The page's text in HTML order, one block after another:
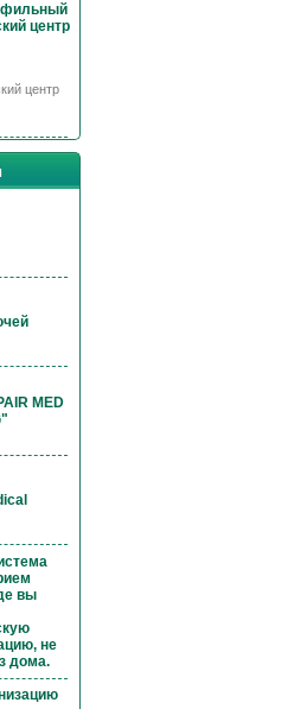
центр
центр
MED
вы
не
дома.